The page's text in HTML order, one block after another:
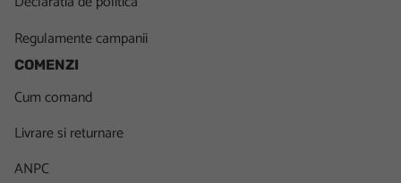
Regulamente campanii
COMENZI
Cum comand
Livrare si returnare
ANPC